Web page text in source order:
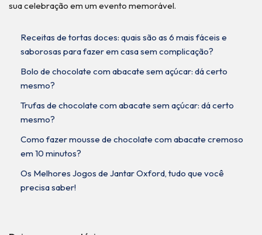
sua celebração em um evento memorável.
Receitas de tortas doces: quais são as 6 mais fáceis e
saborosas para fazer em casa sem complicação?
Bolo de chocolate com abacate sem açúcar: dá certo
mesmo?
Trufas de chocolate com abacate sem açúcar: dá certo
mesmo?
Como fazer mousse de chocolate com abacate cremoso
em 10 minutos?
Os Melhores Jogos de Jantar Oxford, tudo que você
precisa saber!